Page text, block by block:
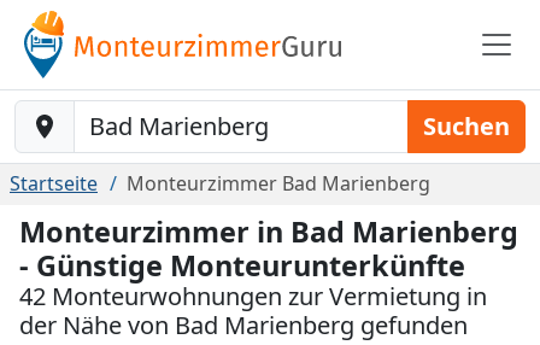
Baustelle-Location Suchen
Startseite Monteurzimmer Bad Marienberg
Monteurzimmer in Bad Marienberg
- Günstige Monteurunterkünfte
42 Monteurwohnungen zur Vermietung in
der Nähe von Bad Marienberg gefunden